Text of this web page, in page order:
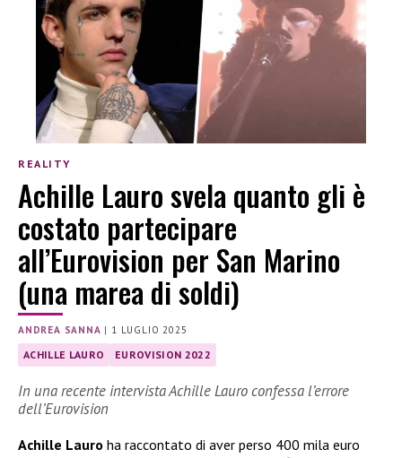
REALITY
Achille Lauro svela quanto gli è
costato partecipare
all’Eurovision per San Marino
(una marea di soldi)
ANDREA SANNA | 1 LUGLIO 2025
ACHILLE LAURO EUROVISION 2022
In una recente intervista Achille Lauro confessa l’errore
dell’Eurovision
Achille Lauro ha raccontato di aver perso 400 mila euro